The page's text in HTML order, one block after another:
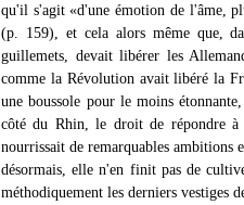
qu'il s'agit «d'une émotion de l'âme,
(p. 159), et cela alors même que,
guillemets, devait libérer les
comme la Révolution avait libéré la
une boussole pour le moins
côté du Rhin, le droit de répondre
nourrissait de remarquables ambitions
désormais, elle n'en finit pas de
méthodiquement les derniers vestiges